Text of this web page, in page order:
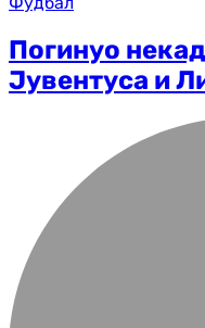
Погинуо
Јувентуса и